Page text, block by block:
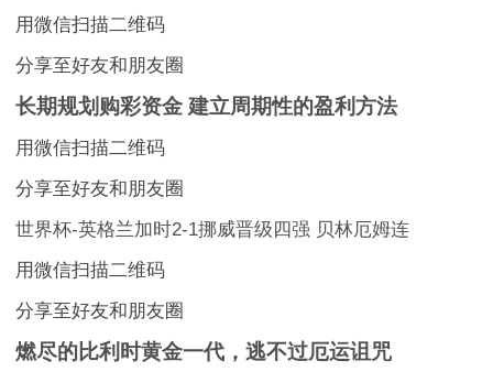
用微信扫描二维码
分享至好友和朋友圈
长期规划购彩资金 建立周期性的盈利方法
用微信扫描二维码
分享至好友和朋友圈
世界杯-英格兰加时2-1挪威晋级四强 贝林厄姆连
用微信扫描二维码
分享至好友和朋友圈
燃尽的比利时黄金一代，逃不过厄运诅咒